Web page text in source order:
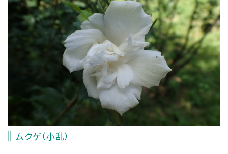
ムクゲ（小乱）